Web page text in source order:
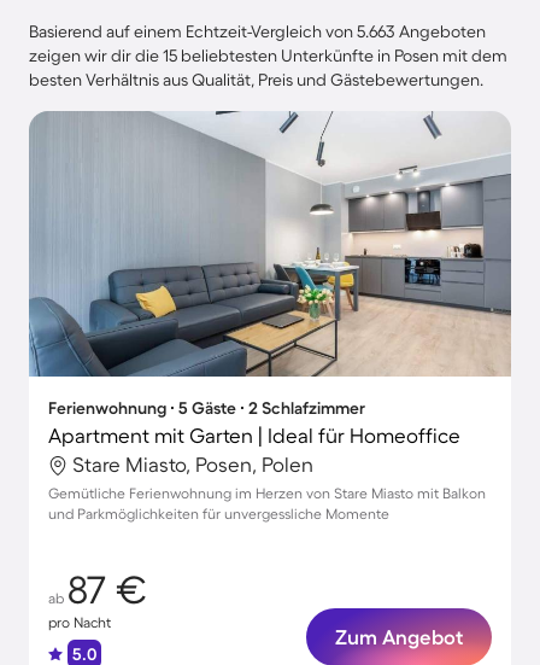
Basierend auf einem Echtzeit-Vergleich von 5.663 Angeboten
zeigen wir dir die 15 beliebtesten Unterkünfte in Posen mit dem
besten Verhältnis aus Qualität, Preis und Gästebewertungen.
Ferienwohnung ∙ 5 Gäste ∙ 2 Schlafzimmer
Apartment mit Garten | Ideal für Homeoffice
Stare Miasto, Posen, Polen
Gemütliche Ferienwohnung im Herzen von Stare Miasto mit Balkon
und Parkmöglichkeiten für unvergessliche Momente
ab 87 €
pro Nacht
5.0
Zum Angebot